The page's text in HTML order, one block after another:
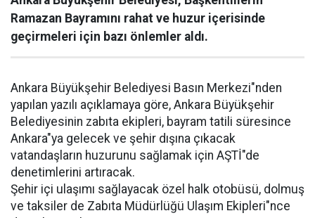
Ramazan Bayramını rahat ve huzur içerisinde
geçirmeleri için bazı önlemler aldı.
Ankara Büyükşehir Belediyesi Basın Merkezi"nden
yapılan yazılı açıklamaya göre, Ankara Büyükşehir
Belediyesinin zabıta ekipleri, bayram tatili süresince
Ankara"ya gelecek ve şehir dışına çıkacak
vatandaşların huzurunu sağlamak için AŞTİ"de
denetimlerini artıracak.
Şehir içi ulaşımı sağlayacak özel halk otobüsü, dolmuş
ve taksiler de Zabıta Müdürlüğü Ulaşım Ekipleri"nce